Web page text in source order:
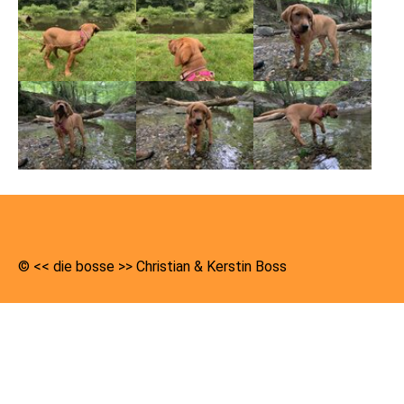
Show larger versionShow larger versionShow larger version
© << die bosse >> Christian & Kerstin Boss